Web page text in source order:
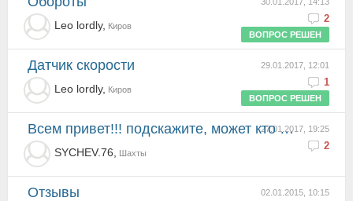
2
Leo lordly, Киров
ВОПРОС РЕШЕН
29.01.2017, 12:01
1
Датчик скорости
Leo lordly, Киров
ВОПРОС РЕШЕН
27.01.2017, 19:25
2
всем привет!!! подскажите, может кто и сталкивался с этой проблемой, срывает подушку двигателя, прич...
SYCHEV.76, Шахты
02.01.2015, 10:15
Отзывы